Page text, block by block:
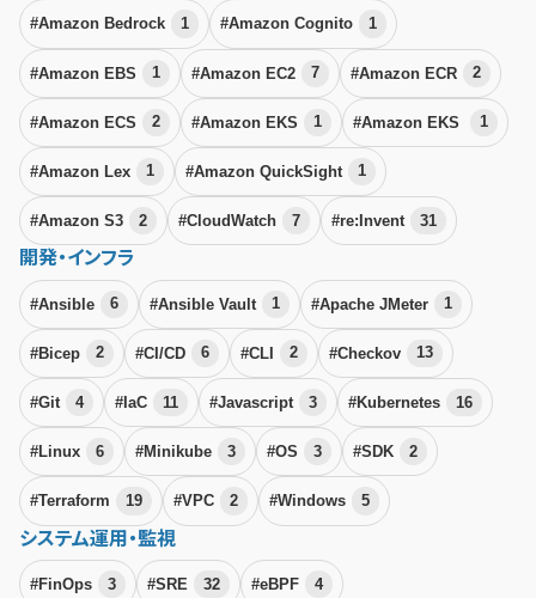
#Amazon Bedrock 1 #Amazon Cognito 1
#Amazon EBS 1 #Amazon EC2 7 #Amazon ECR 2
#Amazon ECS 2 #Amazon EKS 1 #Amazon EKS 1
#Amazon Lex 1 #Amazon QuickSight 1
#Amazon S3 2 #CloudWatch 7 #re:Invent 31
開発・インフラ
#Ansible 6 #Ansible Vault 1 #Apache JMeter 1
#Bicep 2 #CI/CD 6 #CLI 2 #Checkov 13
#Git 4 #IaC 11 #Javascript 3 #Kubernetes 16
#Linux 6 #Minikube 3 #OS 3 #SDK 2
#Terraform 19 #VPC 2 #Windows 5
システム運用・監視
#FinOps 3 #SRE 32 #eBPF 4